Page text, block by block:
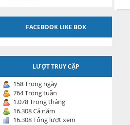
FACEBOOK LIKE BOX
LƯỢT TRUY CẬP
158 Trong ngày
764 Trong tuần
1.078 Trong tháng
16.308 Cả năm
16.308 Tổng lượt xem